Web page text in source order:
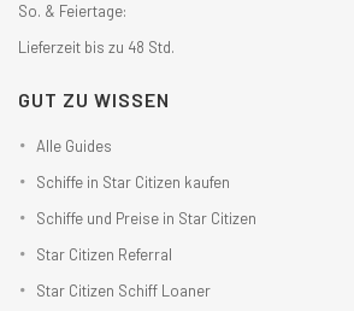
So. & Feiertage:
Lieferzeit bis zu 48 Std.
GUT ZU WISSEN
Alle Guides
Schiffe in Star Citizen kaufen
Schiffe und Preise in Star Citizen
Star Citizen Referral
Star Citizen Schiff Loaner